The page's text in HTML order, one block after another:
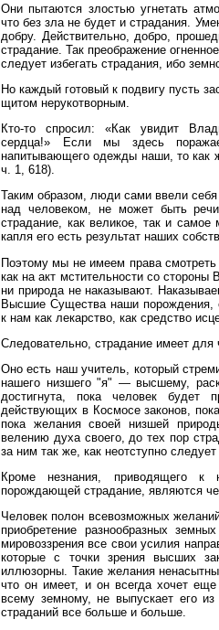
Они пытаются злостью угнетать
что без зла не будет и страдания.
добру. Действительно, добро,
страдание. Так преображение
следует избегать страдания, ибо
Но каждый готовый к подвигу пусть
щитом нерукотворным.
Кто‑то спросил: «Как увидит
сердца!» Если мы здесь
напитывающего одежды наши, то как
ч. 1, 618).
Таким образом, люди сами ввели
над человеком, не может быть
страдание, как великое, так и
капля его есть результат наших
Поэтому мы не имеем права
как на акт мстительности со
ни природа не наказывают.
Высшие Существа наши порождения,
к нам как лекарство, как средство
Следовательно, страдание имеет для
Оно есть наш учитель, который
нашего низшего "я" — высшему,
достигнута, пока человек будет
действующих в Космосе законов,
пока желания своей низшей
велению духа своего, до тех пор
за ним так же, как неотступно
Кроме незнания, приводящего к
порождающей страдание, являются
Человек полон всевозможных
приобретение разнообразных
мировоззрения все свои усилия
которые с точки зрения высших
иллюзорны. Такие желания
что он имеет, и он всегда хочет
всему земному, не выпускает его
страданий все больше и больше.